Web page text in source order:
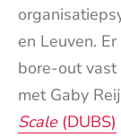
en Leuven.
bore-out vast
met Gaby
Scale(DUBS)